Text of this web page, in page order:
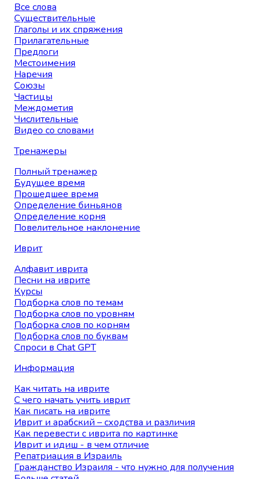
Все слова
Существительные
Глаголы и их спряжения
Прилагательные
Предлоги
Местоимения
Наречия
Союзы
Частицы
Междометия
Числительные
Видео со словами
Тренажеры
Полный тренажер
Будущее время
Прошедшее время
Определение биньянов
Определение корня
Повелительное наклонение
Иврит
Алфавит иврита
Песни на иврите
Курсы
Подборка слов по темам
Подборка слов по уровням
Подборка слов по корням
Подборка слов по буквам
Спроси в Chat GPT
Информация
Как читать на иврите
С чего начать учить иврит
Как писать на иврите
Иврит и арабский – сходства и различия
Как перевести с иврита по картинке
Иврит и идиш - в чем отличие
Репатриация в Израиль
Гражданство Израиля - что нужно для получения